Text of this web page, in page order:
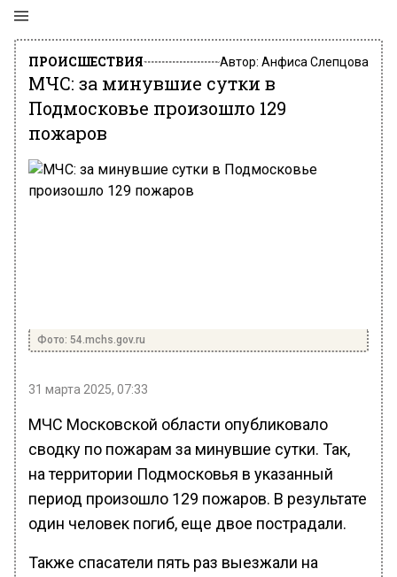
ПРОИСШЕСТВИЯ Автор: Анфиса Слепцова
МЧС: за минувшие сутки в
Подмосковье произошло 129
пожаров
Фото: 54.mchs.gov.ru
31 марта 2025, 07:33
МЧС Московской области опубликовало
сводку по пожарам за минувшие сутки. Так,
на территории Подмосковья в указанный
период произошло 129 пожаров. В результате
один человек погиб, еще двое пострадали.
Также спасатели пять раз выезжали на